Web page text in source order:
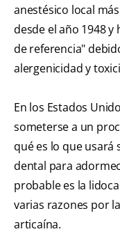
anestésico local
desde el año 1948
de referencia"
alergenicidad y
En los Estados
someterse a un
qué es lo que usará
dental para
probable es la
varias razones por
articaína.